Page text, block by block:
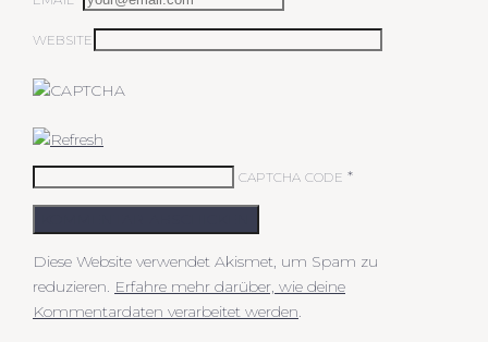
WEBSITE
CAPTCHA CODE *
Diese Website verwendet Akismet, um Spam zu
reduzieren. Erfahre mehr darüber, wie deine
Kommentardaten verarbeitet werden.